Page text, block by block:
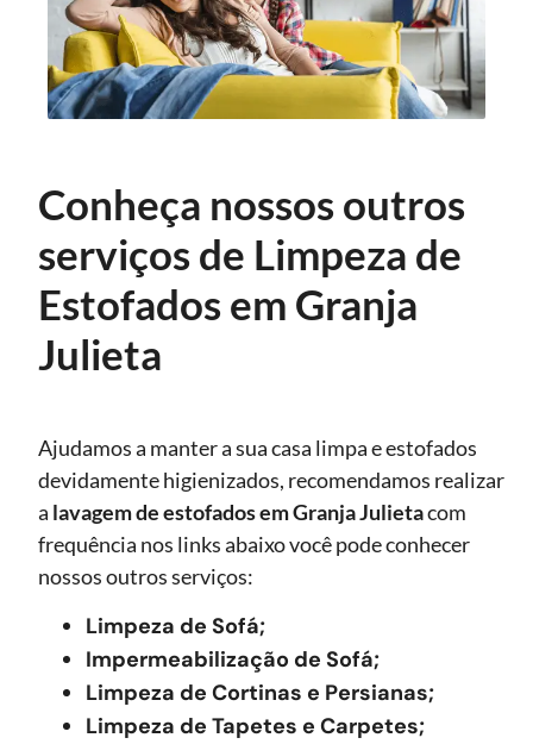
Conheça nossos outros
serviços de Limpeza de
Estofados em Granja
Julieta
Ajudamos a manter a sua casa limpa e estofados
devidamente higienizados, recomendamos realizar
a lavagem de estofadosem Granja Julietacom
frequência nos links abaixo você pode conhecer
nossos outros serviços:
Limpeza de Sofá;
Impermeabilização de Sofá;
Limpeza de Cortinas e Persianas;
Limpeza de Tapetes e Carpetes;